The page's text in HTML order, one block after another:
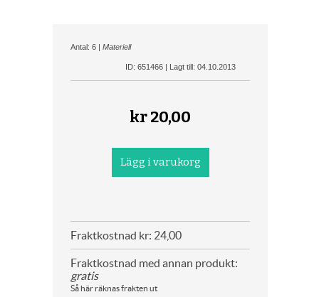
Antal: 6 | Materiell
ID: 651466 | Lagt till: 04.10.2013
kr20,00
Fraktkostnad kr: 24,00
Fraktkostnad med annan produkt:
gratis
Så här räknas frakten ut